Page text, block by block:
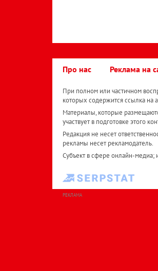
Про нас Реклама на
При полном или частичном
которых содержится ссылка на
Материалы, которые
участвует в подготовке этого
Редакция не несет
рекламы несет рекламодатель.
Субъект в сфере онлайн-
РЕКЛАМА